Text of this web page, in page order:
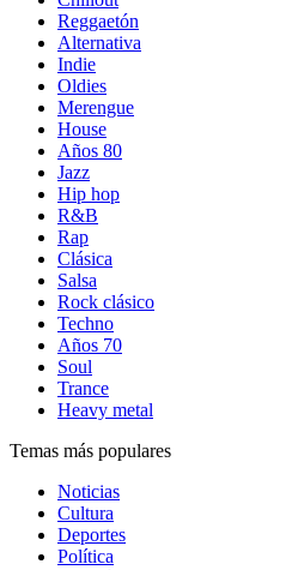
Reggaetón
Alternativa
Indie
Oldies
Merengue
House
Años 80
Jazz
Hip hop
R&B
Rap
Clásica
Salsa
Rock clásico
Techno
Años 70
Soul
Trance
Heavy metal
Temas más populares
Noticias
Cultura
Deportes
Política